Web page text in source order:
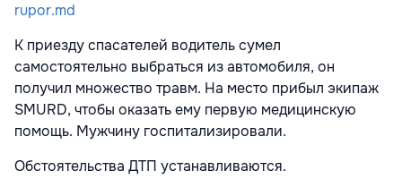
rupor.md
К приезду спасателей водитель сумел
самостоятельно выбраться из автомобиля, он
получил множество травм. На место прибыл экипаж
SMURD, чтобы оказать ему первую медицинскую
помощь. Мужчину госпитализировали.
Обстоятельства ДТП устанавливаются.